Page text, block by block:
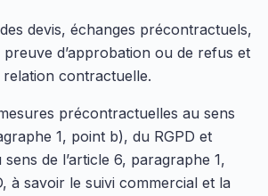
devis, échanges précontractuels,
d’approbation ou de refus et
contractuelle.
précontractuelles au sens
1, point b), du RGPD et
de l’article 6, paragraphe 1,
à savoir le suivi commercial et la